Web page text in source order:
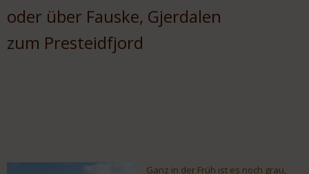
oder über Fauske, Gjerdalen
zum Presteidfjord
Ganz in der Früh ist es noch grau,